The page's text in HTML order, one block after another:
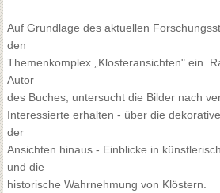
Auf Grundlage des aktuellen
den
Themenkomplex „Klosteransichten" ein.
Autor
des Buches, untersucht die Bilder nach
Interessierte erhalten - über die
der
Ansichten hinaus - Einblicke in
und die
historische Wahrnehmung von Klöstern.